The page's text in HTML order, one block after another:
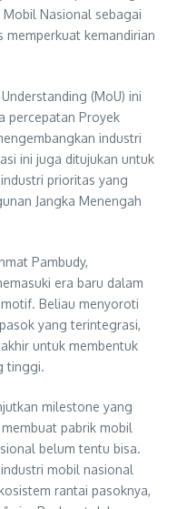
Nasional sebagai
kemandirian
(MoU) ini
percepatan Proyek
industri
ini juga ditujukan untuk
prioritas yang
Jangka Menengah
Pambudy,
era baru dalam
Beliau menyoroti
yang terintegrasi,
untuk membentuk
tinggi.
milestone yang
pabrik mobil
belum tentu bisa.
mobil nasional
rantai pasoknya,